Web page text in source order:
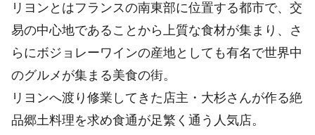
リヨンとはフランスの南東部に位置する都市で、交
易の中心地であることから上質な食材が集まり、さ
らにボジョレーワインの産地としても有名で世界中
のグルメが集まる美食の街。
リヨンへ渡り修業してきた店主・大杉さんが作る絶
品郷土料理を求め食通が足繁く通う人気店。